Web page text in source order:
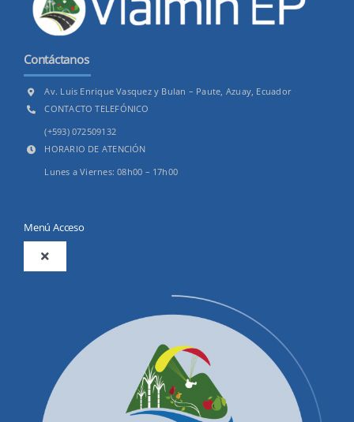
Contáctanos
Av. Luis Enrique Vasquez y Bulan – Paute, Azuay, Ecuador
CONTACTO TELEFÓNICO
(+593) 072509132
HORARIO DE ATENCIÓN
Lunes a Viernes: 08h00 – 17h00
Menú Acceso
Toggle
Productos y Servicios
Convocatorias Precalificación